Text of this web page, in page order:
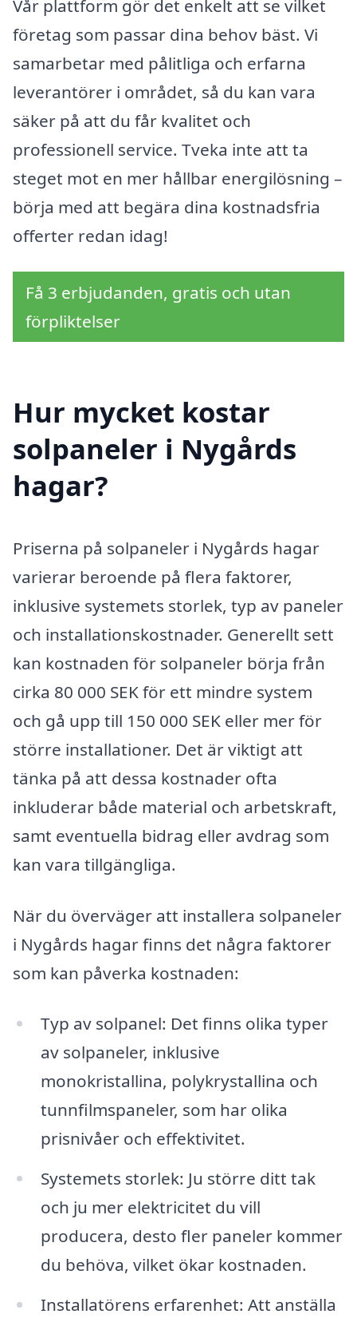
Vår plattform gör det enkelt att se vilket
företag som passar dina behov bäst. Vi
samarbetar med pålitliga och erfarna
leverantörer i området, så du kan vara
säker på att du får kvalitet och
professionell service. Tveka inte att ta
steget mot en mer hållbar energilösning –
börja med att begära dina kostnadsfria
offerter redan idag!
Få 3 erbjudanden, gratis och utan
förpliktelser
Hur mycket kostar
solpaneler i Nygårds
hagar?
Priserna på solpaneler i Nygårds hagar
varierar beroende på flera faktorer,
inklusive systemets storlek, typ av paneler
och installationskostnader. Generellt sett
kan kostnaden för solpaneler börja från
cirka 80 000 SEK för ett mindre system
och gå upp till 150 000 SEK eller mer för
större installationer. Det är viktigt att
tänka på att dessa kostnader ofta
inkluderar både material och arbetskraft,
samt eventuella bidrag eller avdrag som
kan vara tillgängliga.
När du överväger att installera solpaneler
i Nygårds hagar finns det några faktorer
som kan påverka kostnaden:
Typ av solpanel: Det finns olika typer
av solpaneler, inklusive
monokristallina, polykrystallina och
tunnfilmspaneler, som har olika
prisnivåer och effektivitet.
Systemets storlek: Ju större ditt tak
och ju mer elektricitet du vill
producera, desto fler paneler kommer
du behöva, vilket ökar kostnaden.
Installatörens erfarenhet: Att anställa